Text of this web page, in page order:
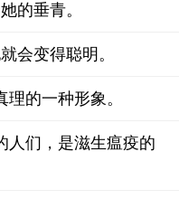
的垂青。
会变得聪明。
的一种形象。
人们，是滋生瘟疫的